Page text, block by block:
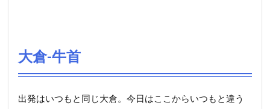
大倉-牛首
出発はいつもと同じ大倉。今日はここからいつもと違う